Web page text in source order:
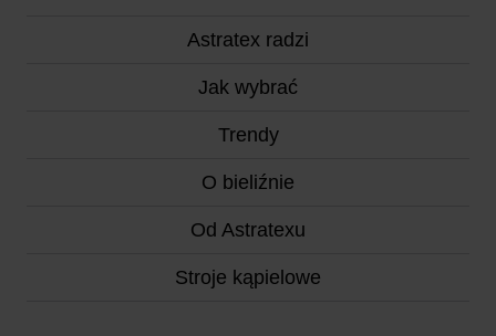
Astratex radzi
Jak wybrać
Trendy
O bieliźnie
Od Astratexu
Stroje kąpielowe